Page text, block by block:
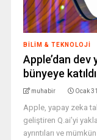
BILIM & TEKNOLOJI
Apple’dan dev
bünyeye katıldı
muhabir Ocak
Apple, yapay zeka
geliştiren Q.ai’yi
ayrıntıları ve mümkün